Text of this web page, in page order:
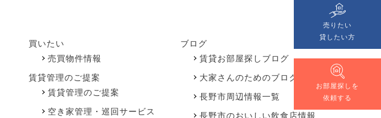
売りたい
貸したい方
お部屋探しを
依頼する
買いたい
売買物件情報
賃貸管理のご提案
賃貸管理のご提案
空き家管理・巡回サービス
ブログ
賃貸お部屋探しブログ
大家さんのためのブログ
長野市周辺情報一覧
長野市のおいしい飲食店情報